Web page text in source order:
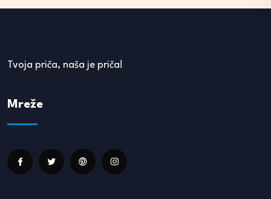
Tvoja priča, naša je priča!
Mreže